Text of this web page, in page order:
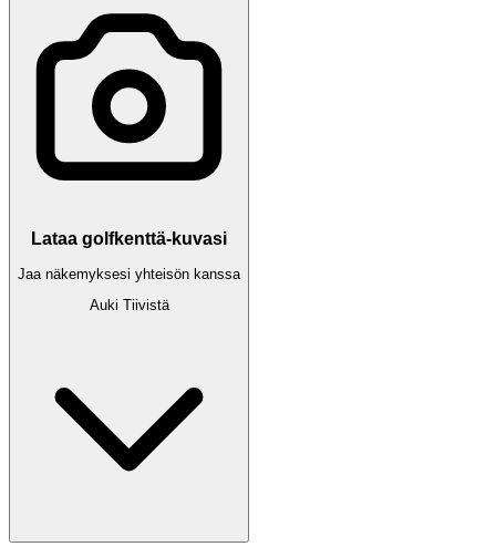
Lataa golfkenttä-kuvasi
Jaa näkemyksesi yhteisön kanssa
Auki Tiivistä